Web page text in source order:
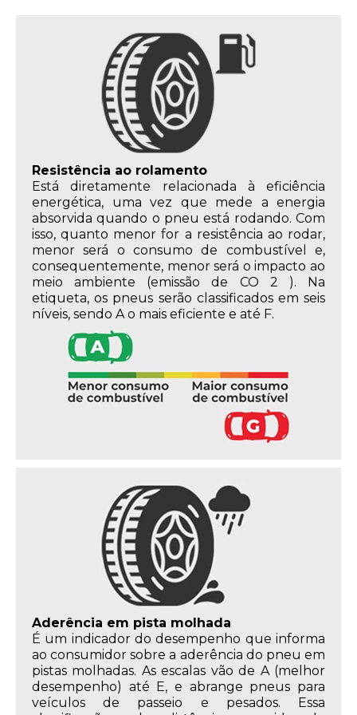
Resistência ao rolamento
Está diretamente relacionada à eficiência
energética, uma vez que mede a energia
absorvida quando o pneu está rodando. Com
isso, quanto menor for a resistência ao rodar,
menor será o consumo de combustível e,
consequentemente, menor será o impacto ao
meio ambiente (emissão de CO 2 ). Na
etiqueta, os pneus serão classificados em seis
níveis, sendo A o mais eficiente e até F.
Aderência em pista molhada
É um indicador do desempenho que informa
ao consumidor sobre a aderência do pneu em
pistas molhadas. As escalas vão de A (melhor
desempenho) até E, e abrange pneus para
veículos de passeio e pesados. Essa